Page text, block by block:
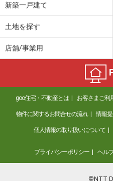
新築一戸建て
土地を探す
店舗/事業用
goo住宅・不動産とは お客さまご利
物件に関するお問合せの流れ 情報
個人情報の取り扱いについて
プライバシーポリシー ヘル
©NTT